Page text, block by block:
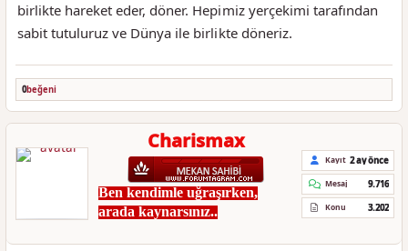
birlikte hareket eder, döner. Hepimiz yerçekimi tarafından
sabit tutuluruz ve Dünya ile birlikte döneriz.
0beğeni
Charismax
Ben kendimle uğraşırken,
arada kaynarsınız..
Kayıt 2 ay önce
Mesaj 9.716
Konu 3.202